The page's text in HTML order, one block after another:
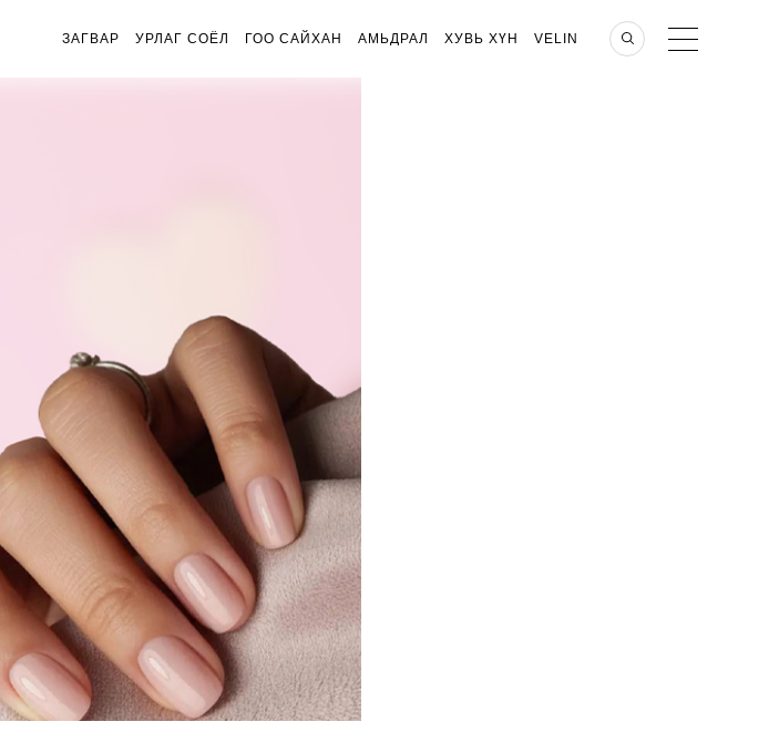
ЗАГВАР УРЛАГ СОЁЛ ГОО САЙХАН АМЬДРАЛ ХУВЬ ХҮН VELIN